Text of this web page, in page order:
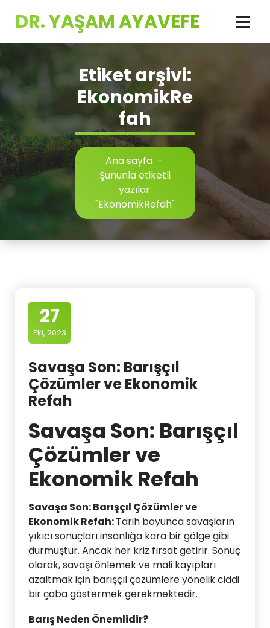
DR. YAŞAM AYAVEFE
Etiket arşivi:
EkonomikRe
fah
Ana sayfa-
Şununla etiketli
yazılar:
"EkonomikRefah"
27
Eki, 2023
Savaşa Son: Barışçıl
Çözümler ve Ekonomik
Refah
Savaşa Son: Barışçıl
Çözümler ve
Ekonomik Refah
Savaşa Son: Barışçıl Çözümler ve
Ekonomik Refah:Tarih boyunca savaşların
yıkıcı sonuçları insanlığa kara bir gölge gibi
durmuştur. Ancak her kriz fırsat getirir. Sonuç
olarak, savaşı önlemek ve mali kayıpları
azaltmak için barışçıl çözümlere yönelik ciddi
bir çaba göstermek gerekmektedir.
Barış Neden Önemlidir?